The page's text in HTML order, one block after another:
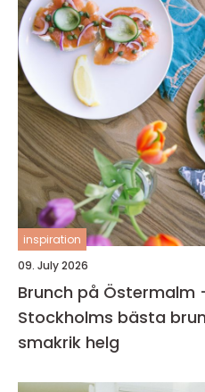
inspiration
09. July 2026
Brunch på Östermalm
Stockholms bästa
smakrik helg